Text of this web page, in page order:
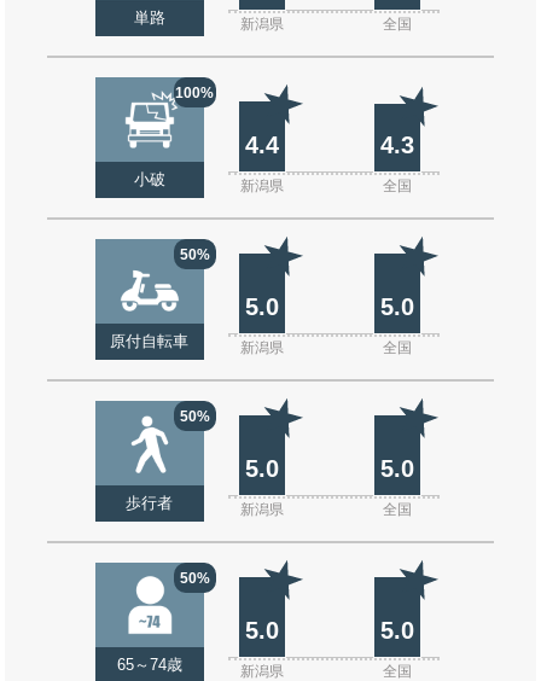
単路 新潟県 全国
100%
小破
4.4 4.3
新潟県 全国
50%
原付自転車
5.0 5.0
新潟県 全国
50%
歩行者
5.0 5.0
新潟県 全国
50%
65～74歳
5.0 5.0
新潟県 全国